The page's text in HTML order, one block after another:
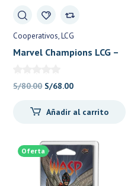
Cooperativos LCG
Marvel Champions LCG –
S/80.00 El
original
S/80.00.
S/68.00El
actual
S/68.00.
Añadir al carrito
Oferta